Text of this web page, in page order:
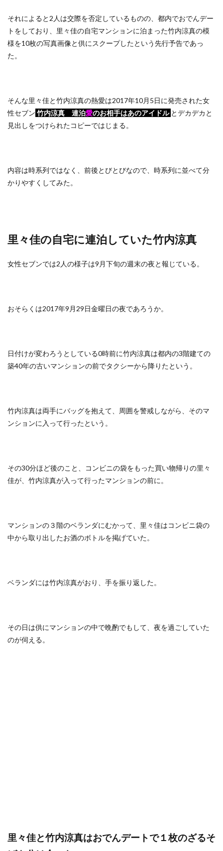
それによると2人は交際を否定しているものの、都内でおでんデー
トをしており、里々佳の自宅マンションに泊まった竹内涼真の模
様を10枚の写真画像と供にスクープしたという先行予告であっ
た。
そんな里々佳と竹内涼真の熱愛は2017年10月5日に発売された女
性セブン 竹内涼真 連泊愛のお相手はあのアイドル とデカデカと
見出しをつけられたコピーではじまる。
内容は時系列ではなく、前後とびとびなので、時系列に並べて分
かりやすくしてみた。
里々佳の自宅に連泊していた竹内涼真
女性セブンでは2人の様子は9月下旬の週末の夜と報じている。
おそらくは2017年9月29日金曜日の夜であろうか。
日付けが変わろうとしている0時前に竹内涼真は都内の3階建ての
築40年の古いマンションの前でタクシーから降りたという。
竹内涼真は両手にバッグを抱えて、周囲を警戒しながら、そのマ
ンションに入って行ったという。
その30分ほど後のこと、コンビニの袋をもった買い物帰りの里々
佳が、竹内涼真が入って行ったマンションの前に。
マンションの３階のベランダにむかって、里々佳はコンビニ袋の
中から取り出したお酒のボトルを掲げていた。
ベランダには竹内涼真がおり、手を振り返した。
その日は供にマンションの中で晩酌でもして、夜を過ごしていた
のが伺える。
里々佳と竹内涼真はおでんデートで１枚のざるそ